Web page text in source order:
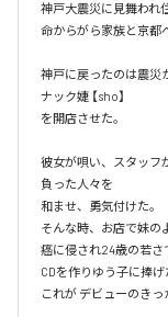
神戸大震災に見舞われ
命からがら家族と京都
神戸に戻ったのは震災
ナック婕 【sho】
を開店させた。
彼女が唄い、スタッフ
負った人々を
和ませ、勇気付けた。
そんな時、お店で妹の
癌に侵され24歳の若さ
CDを作りゆう子に捧げ
これが デビューのきっ